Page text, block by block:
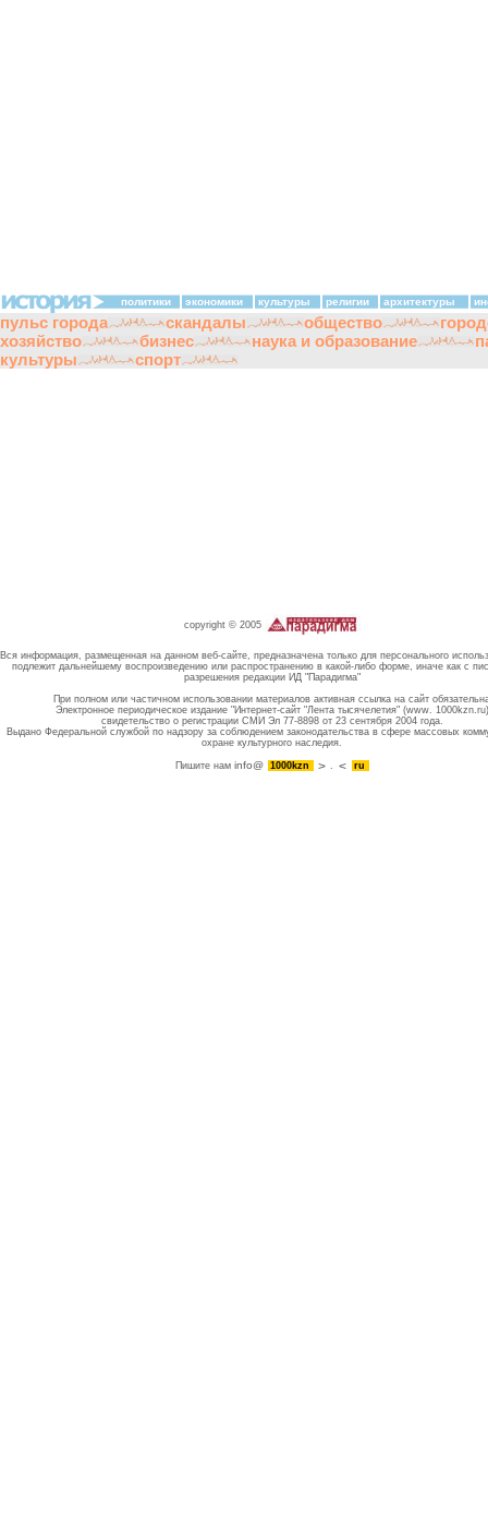
политики экономики культуры религии архитектуры
пульс города скандалы общество
хозяйство
бизнес наука и образование
культуры
спорт
copyright © 2005
Вся информация, размещенная на данном веб-сайте, предназначена только для персонального
подлежит дальнейшему воспроизведению или распространению в какой-либо форме, иначе как с
разрешения редакции ИД "Парадигма"
При полном или частичном использовании материалов активная ссылка на сайт
Электронное периодическое издание "Интернет-сайт "Лента тысячелетия" (www. 1000kzn.ru)
свидетельство о регистрации СМИ Эл 77-8898 от 23 сентября 2004 года.
Выдано Федеральной службой по надзору за соблюдением законодательства в сфере массовых
охране культурного наследия.
Пишите намinfo@ 1000kzn . ru